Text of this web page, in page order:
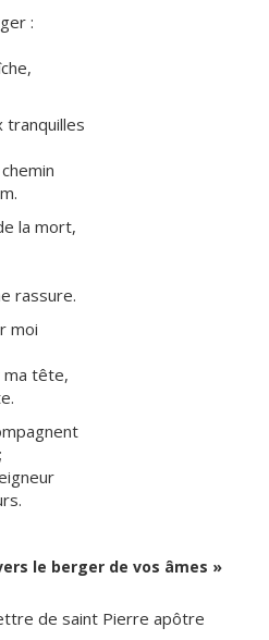
:
tranquilles
la mort,
rassure.
moi
ma tête,
le berger de vos âmes »
de saint Pierre apôtre